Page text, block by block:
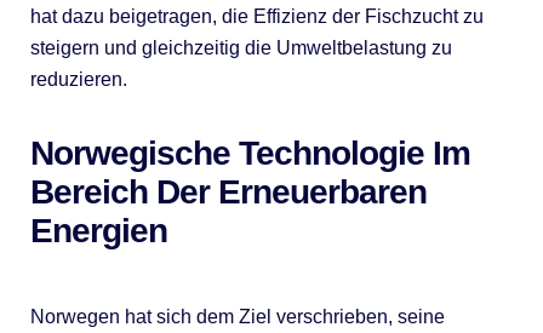
hat dazu beigetragen, die Effizienz der Fischzucht zu
steigern und gleichzeitig die Umweltbelastung zu
reduzieren.
Norwegische Technologie Im
Bereich Der Erneuerbaren
Energien
Norwegen hat sich dem Ziel verschrieben, seine